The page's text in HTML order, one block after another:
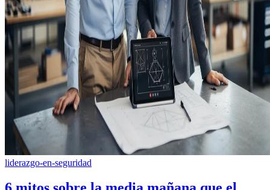
liderazgo-en-seguridad